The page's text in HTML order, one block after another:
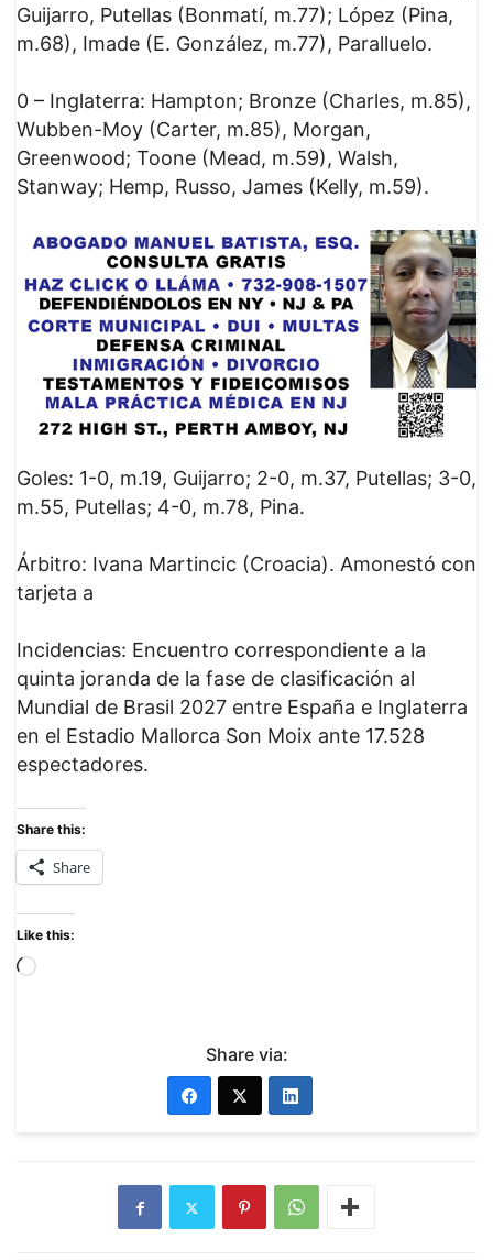
Guijarro, Putellas (Bonmatí, m.77); López (Pina,
m.68), Imade (E. González, m.77), Paralluelo.
0 – Inglaterra: Hampton; Bronze (Charles, m.85),
Wubben-Moy (Carter, m.85), Morgan,
Greenwood; Toone (Mead, m.59), Walsh,
Stanway; Hemp, Russo, James (Kelly, m.59).
Goles: 1-0, m.19, Guijarro; 2-0, m.37, Putellas; 3-0,
m.55, Putellas; 4-0, m.78, Pina.
Árbitro: Ivana Martincic (Croacia). Amonestó con
tarjeta a
Incidencias: Encuentro correspondiente a la
quinta joranda de la fase de clasificación al
Mundial de Brasil 2027 entre España e Inglaterra
en el Estadio Mallorca Son Moix ante 17.528
espectadores.
Share this:
Share
Like this:
Share via: